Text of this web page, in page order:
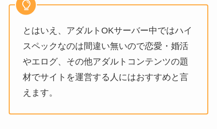
とはいえ、アダルトOKサーバー中ではハイ
スペックなのは間違い無いので恋愛・婚活
やエログ、その他アダルトコンテンツの題
材でサイトを運営する人にはおすすめと言
えます。